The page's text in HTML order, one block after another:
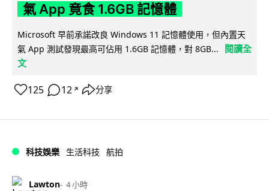
氣 App 竟食 1.6GB 記憶體
Microsoft 早前承諾改良 Windows 11 記憶體使用，但內置天
氣 App 測試發現最高可佔用 1.6GB 記憶體，對 8GB...
閱讀全
文
125 12 ↗ 分享
科技娛樂 生活科技 航拍
Lawton 4 小時